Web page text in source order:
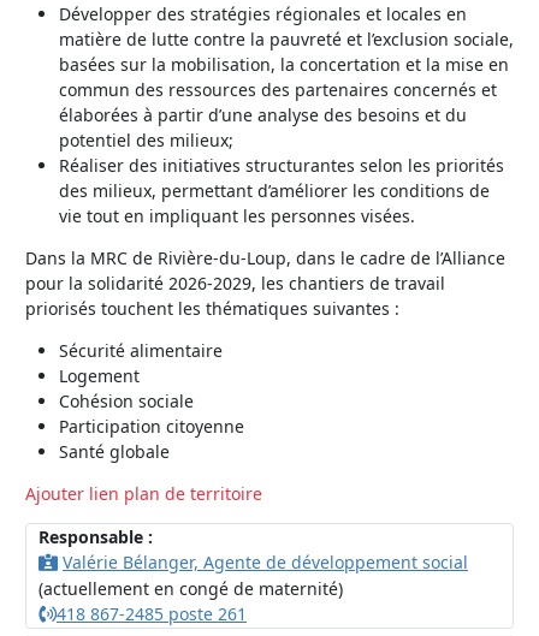
Développer des stratégies régionales et locales en
matière de lutte contre la pauvreté et l’exclusion sociale,
basées sur la mobilisation, la concertation et la mise en
commun des ressources des partenaires concernés et
élaborées à partir d’une analyse des besoins et du
potentiel des milieux;
Réaliser des initiatives structurantes selon les priorités
des milieux, permettant d’améliorer les conditions de
vie tout en impliquant les personnes visées.
Dans la MRC de Rivière-du-Loup, dans le cadre de l’Alliance
pour la solidarité 2026-2029, les chantiers de travail
priorisés touchent les thématiques suivantes :
Sécurité alimentaire
Logement
Cohésion sociale
Participation citoyenne
Santé globale
Ajouter lien plan de territoire
Responsable :
Valérie Bélanger, Agente de développement social
(actuellement en congé de maternité)
418 867-2485 poste 261